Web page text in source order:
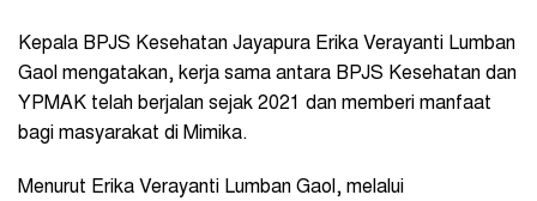
Kepala BPJS Kesehatan Jayapura Erika Verayanti Lumban
Gaol mengatakan, kerja sama antara BPJS Kesehatan dan
YPMAK telah berjalan sejak 2021 dan memberi manfaat
bagi masyarakat di Mimika.
Menurut Erika Verayanti Lumban Gaol, melalui